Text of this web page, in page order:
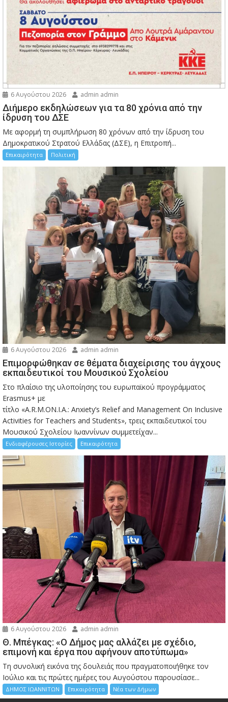
6 Αυγούστου 2026 admin admin
Διήμερο εκδηλώσεων για τα 80 χρόνια από την
ίδρυση του ΔΣΕ
Με αφορμή τη συμπλήρωση 80 χρόνων από την ίδρυση του
Δημοκρατικού Στρατού Ελλάδας (ΔΣΕ), η Επιτροπή...
Επικαιρότητα Πολιτική
6 Αυγούστου 2026 admin admin
Eπιμορφώθηκαν σε θέματα διαχείρισης του άγχους
εκπαιδευτικοί του Μουσικού Σχολείου
Στο πλαίσιο της υλοποίησης του ευρωπαϊκού προγράμματος
Erasmus+ με
τίτλο «A.R.M.ON.I.A.: Anxiety’s Relief and Management On Inclusive
Activities for Teachers and Students», τρεις εκπαιδευτικοί του
Μουσικού Σχολείου Ιωαννίνων συμμετείχαν...
Ενδιαφέρουσες Ιστορίες Επικαιρότητα
6 Αυγούστου 2026 admin admin
Θ. Μπέγκας: «Ο Δήμος μας αλλάζει με σχέδιο,
επιμονή και έργα που αφήνουν αποτύπωμα»
Τη συνολική εικόνα της δουλειάς που πραγματοποιήθηκε τον
Ιούλιο και τις πρώτες ημέρες του Αυγούστου παρουσίασε...
ΔΗΜΟΣ ΙΩΑΝΝΙΤΩΝ Επικαιρότητα Νέα των Δήμων